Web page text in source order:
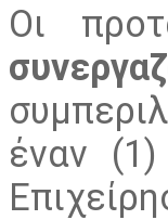
Οι
έναν (1)